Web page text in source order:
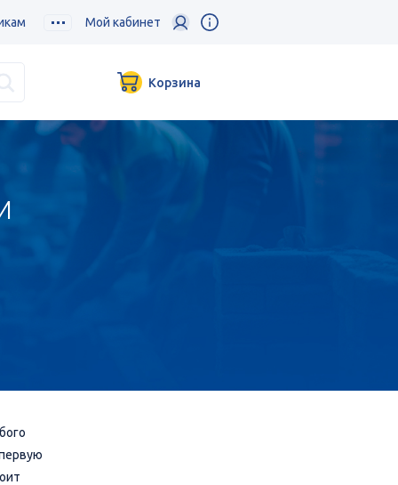
Мой кабинет
Корзина